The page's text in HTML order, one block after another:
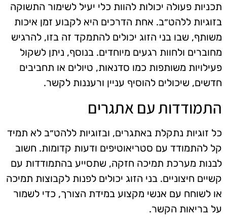
תכניות פעולה יכולות להוות כלי יעיל לשימור התשוקה
בזוגיות ללהט״ב. אחת הדרכים היא לקבוע זמן איכות
משותף, שבו בני הזוג יכולים להתמקד זה בזו, להרגיש
מחוברים ולחוות רגעים מיוחדים. בנוסף, ניתן לשקול
פעילויות משותפות כמו סדנאות, טיולים או תחביבים
חדשים, שיכולים להוסיף עניין ורעננות לקשר.
התמודדות עם אתגרים
כל זוגיות נתקלת באתגרים, ובזוגיות ללהט״ב לא תמיד
קל להתמודד עם סטריאוטיפים ודעות קדומות. חשוב
לבנות מערכת תמיכה חזקה, שתסייע בהתמודדות עם
קשיים חיצוניים. בני הזוג יכולים לפנות לקבוצות תמיכה
או לשוחח עם אנשי מקצוע במידת הצורך, כדי לשמור
על בריאות הקשר.